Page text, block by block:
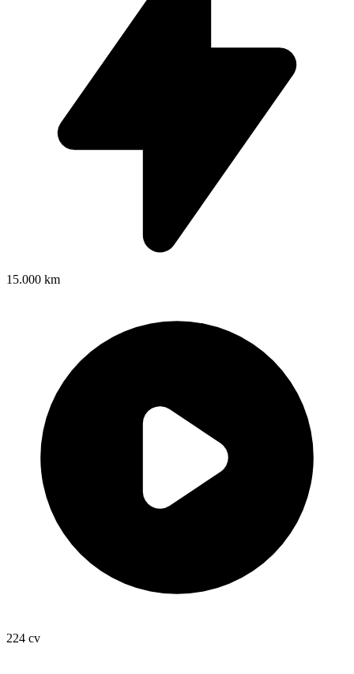
15.000 km
224 cv